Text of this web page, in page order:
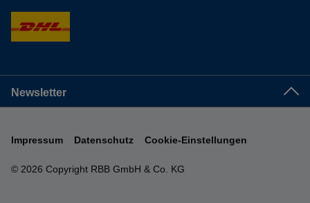
Newsletter
© 2026 Copyright RBB GmbH & Co. KG
Impressum Datenschutz Cookie-Einstellungen